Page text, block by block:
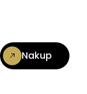
Nakup